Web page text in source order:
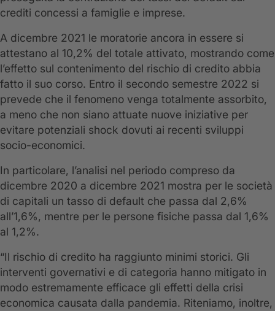
crediti concessi a famiglie e imprese.
A dicembre 2021 le moratorie ancora in essere si
attestano al 10,2% del totale attivato, mostrando come
l’effetto sul contenimento del rischio di credito abbia
fatto il suo corso. Entro il secondo semestre 2022 si
prevede che il fenomeno venga totalmente assorbito,
a meno che non siano attuate nuove iniziative per
evitare potenziali shock dovuti ai recenti sviluppi
socio-economici.
In particolare, l’analisi nel periodo compreso da
dicembre 2020 a dicembre 2021 mostra per le società
di capitali un tasso di default che passa dal 2,6%
all’1,6%, mentre per le persone fisiche passa dal 1,6%
al 1,2%.
“Il rischio di credito ha raggiunto minimi storici. Gli
interventi governativi e di categoria hanno mitigato in
modo estremamente efficace gli effetti della crisi
economica causata dalla pandemia. Riteniamo, inoltre,